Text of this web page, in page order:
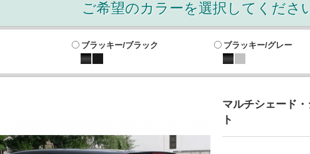
ご希望のカラーを選択してくださ
ブラッキー/ブラック ブラッキー/グレー
マルチシェード
ト